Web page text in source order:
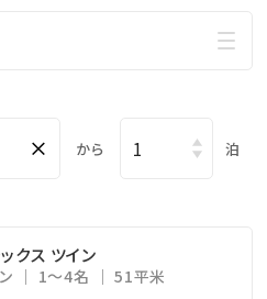
のみ。ディナーをご希望の
ジへ移動します。
に宿泊してきました／
す。
× から 泊
クス ツイン
1～4名 51平米